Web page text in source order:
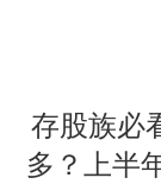
存股族必
多？上半